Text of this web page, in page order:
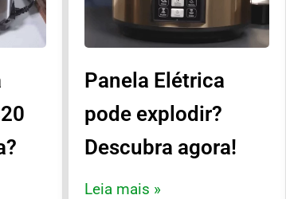
Panela Elétrica
pode explodir?
Descubra agora!
Leia mais »